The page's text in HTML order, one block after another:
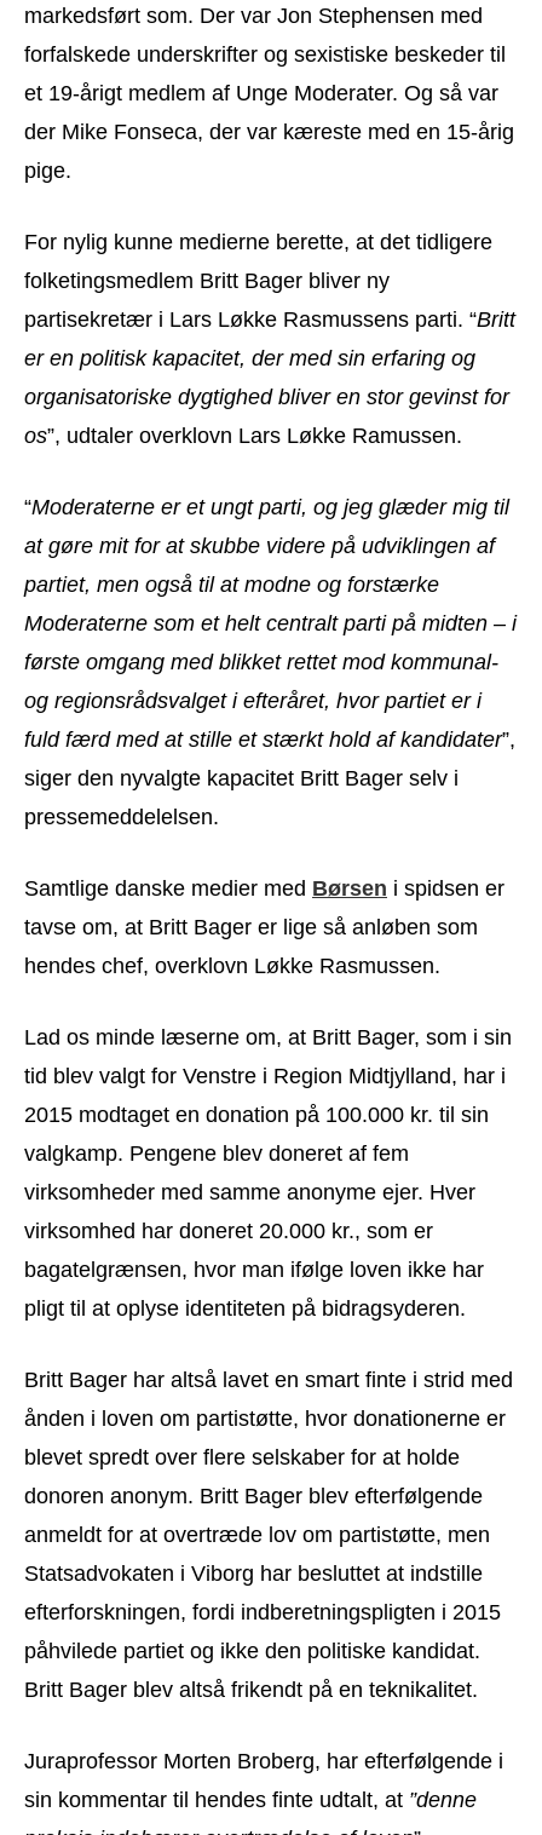
markedsført som. Der var Jon Stephensen med
forfalskede underskrifter og sexistiske beskeder til
et 19-årigt medlem af Unge Moderater. Og så var
der Mike Fonseca, der var kæreste med en 15-årig
pige.
For nylig kunne medierne berette, at det tidligere
folketingsmedlem Britt Bager bliver ny
partisekretær i Lars Løkke Rasmussens parti. “Britt
er en politisk kapacitet, der med sin erfaring og
organisatoriske dygtighed bliver en stor gevinst for
os”, udtaler overklovn Lars Løkke Ramussen.
“Moderaterne er et ungt parti, og jeg glæder mig til
at gøre mit for at skubbe videre på udviklingen af
partiet, men også til at modne og forstærke
Moderaterne som et helt centralt parti på midten – i
første omgang med blikket rettet mod kommunal-
og regionsrådsvalget i efteråret, hvor partiet er i
fuld færd med at stille et stærkt hold af kandidater”,
siger den nyvalgte kapacitet Britt Bager selv i
pressemeddelelsen.
Samtlige danske medier med Børsen i spidsen er
tavse om, at Britt Bager er lige så anløben som
hendes chef, overklovn Løkke Rasmussen.
Lad os minde læserne om, at Britt Bager, som i sin
tid blev valgt for Venstre i Region Midtjylland, har i
2015 modtaget en donation på 100.000 kr. til sin
valgkamp. Pengene blev doneret af fem
virksomheder med samme anonyme ejer. Hver
virksomhed har doneret 20.000 kr., som er
bagatelgrænsen, hvor man ifølge loven ikke har
pligt til at oplyse identiteten på bidragsyderen.
Britt Bager har altså lavet en smart finte i strid med
ånden i loven om partistøtte, hvor donationerne er
blevet spredt over flere selskaber for at holde
donoren anonym. Britt Bager blev efterfølgende
anmeldt for at overtræde lov om partistøtte, men
Statsadvokaten i Viborg har besluttet at indstille
efterforskningen, fordi indberetningspligten i 2015
påhvilede partiet og ikke den politiske kandidat.
Britt Bager blev altså frikendt på en teknikalitet.
Juraprofessor Morten Broberg, har efterfølgende i
sin kommentar til hendes finte udtalt, at ”denne